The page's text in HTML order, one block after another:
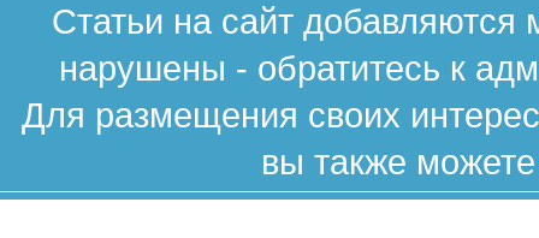
Статьи на сайт
нарушены - обратитесь к
Для размещения своих
вы также